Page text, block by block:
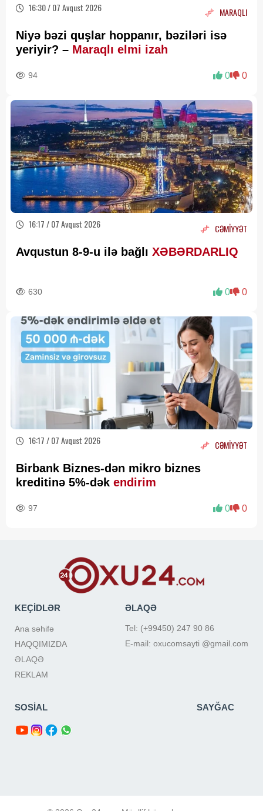
16:30 / 07 Avqust 2026 MARAQLI
Niyə bəzi quşlar hoppanır, bəziləri isə
yeriyir? – Maraqlı elmi izah
94 0 0
16:17 / 07 Avqust 2026 CƏMİYYƏT
Avqustun 8-9-u ilə bağlı XƏBƏRDARLIQ
630 0 0
16:17 / 07 Avqust 2026 CƏMİYYƏT
Birbank Biznes-dən mikro biznes
kreditinə 5%-dək endirim
97 0 0
KEÇİDLƏR
Ana səhifə
HAQQIMIZDA
ƏLAQƏ
REKLAM
ƏLAQƏ
Tel: (+99450) 247 90 86
E-mail: oxucomsayti @gmail.com
SOSİAL SAYĞAC